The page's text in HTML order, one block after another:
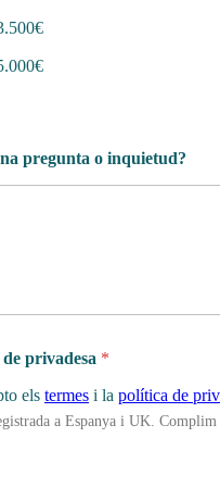
pregunta o inquietud?
privadesa *
els termes i la política de
a Espanya i UK.